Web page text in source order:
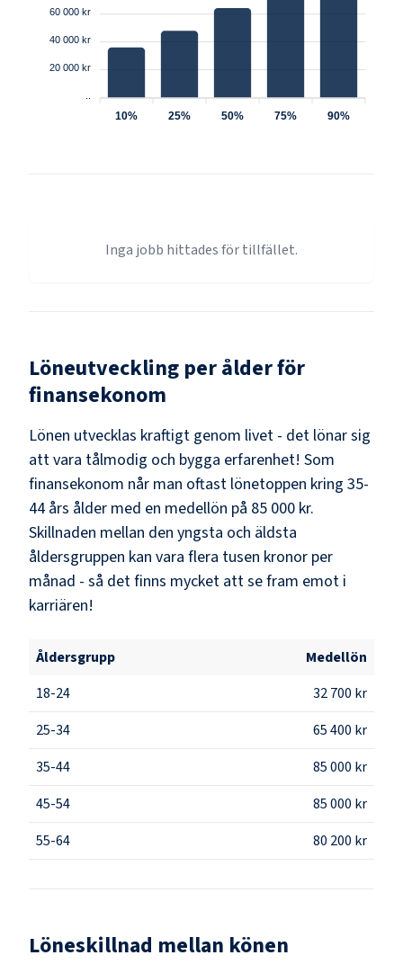
60 000 kr
40 000 kr
20 000 kr
10% 25% 50% 75% 90%
Inga jobb hittades för tillfället.
Löneutveckling per ålder för
finansekonom
Lönen utvecklas kraftigt genom livet - det lönar sig
att vara tålmodig och bygga erfarenhet! Som
finansekonom når man oftast lönetoppen kring 35-
44 års ålder med en medellön på 85 000 kr.
Skillnaden mellan den yngsta och äldsta
åldersgruppen kan vara flera tusen kronor per
månad - så det finns mycket att se fram emot i
karriären!
Åldersgrupp
Medellön
18-24
32 700 kr
25-34
65 400 kr
35-44
85 000 kr
45-54
85 000 kr
55-64
80 200 kr
Löneskillnad mellan könen